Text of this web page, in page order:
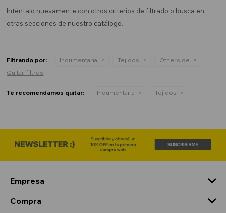
Inténtalo nuevamente con otros criterios de filtrado o busca en
otras secciones de nuestro catálogo.
Filtrando por: Indumentaria Tejidos
Otherside
Quitar filtros
Te recomendamos quitar: Indumentaria Tejidos
Empresa
Compra